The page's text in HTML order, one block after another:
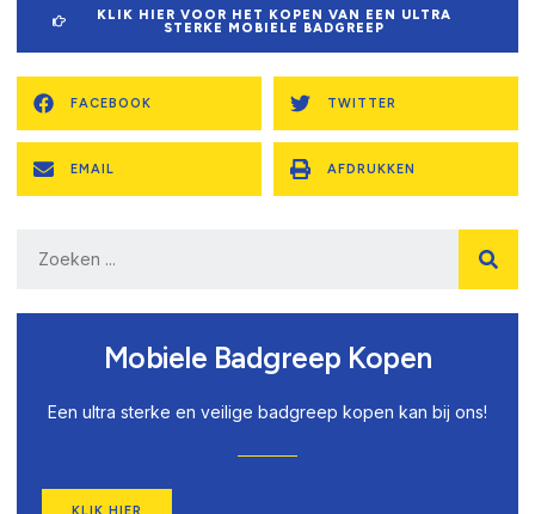
KLIK HIER VOOR HET KOPEN VAN EEN ULTRA
STERKE MOBIELE BADGREEP
FACEBOOK TWITTER
EMAIL AFDRUKKEN
Mobiele Badgreep Kopen
Een ultra sterke en veilige badgreep kopen kan bij ons!